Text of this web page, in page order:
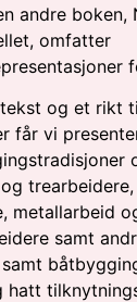
andre boken,
omfatter
og et rikt
får vi
metallarbeid
samt
hatt